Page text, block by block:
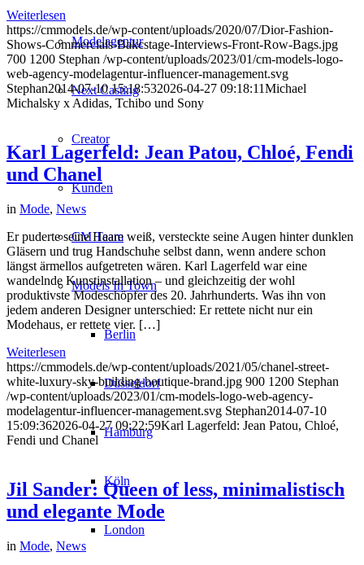
Modelagentur
Next Casting
Creator
Kunden
CM Team
Models In Town
Berlin
Düsseldorf
Hamburg
Köln
London
Weiterlesen
https://cmmodels.de/wp-content/uploads/2020/07/Dior-Fashion-
Shows-Commercials-Bakcstage-Interviews-Front-Row-Bags.jpg
700 1200 Stephan /wp-content/uploads/2023/01/cm-models-logo-
web-agency-modelagentur-influencer-management.svg
Stephan2014-07-10 15:18:532026-04-27 09:18:11Michael
Michalsky x Adidas, Tchibo und Sony
Karl Lagerfeld: Jean Patou, Chloé, Fendi
und Chanel
in Mode, News
Er puderte seine Haare weiß, versteckte seine Augen hinter dunklen
Gläsern und trug Handschuhe selbst dann, wenn andere schon
längst ärmellos aufgetreten wären. Karl Lagerfeld war eine
wandelnde Kunstinstallation – und gleichzeitig der wohl
produktivste Modeschöpfer des 20. Jahrhunderts. Was ihn von
jedem anderen Designer unterschied: Er rettete nicht nur ein
Modehaus, er rettete vier. […]
Weiterlesen
https://cmmodels.de/wp-content/uploads/2021/05/chanel-street-
white-luxury-sky-building-boutique-brand.jpg 900 1200 Stephan
/wp-content/uploads/2023/01/cm-models-logo-web-agency-
modelagentur-influencer-management.svg Stephan2014-07-10
15:09:362026-04-27 09:22:59Karl Lagerfeld: Jean Patou, Chloé,
Fendi und Chanel
Jil Sander: Queen of less, minimalistisch
und elegante Mode
in Mode, News